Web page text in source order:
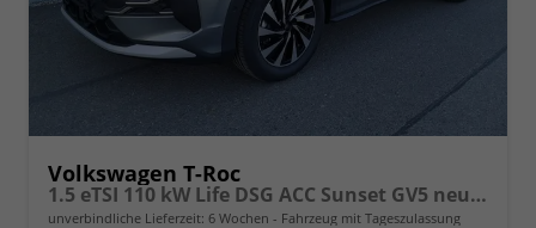
Volkswagen T-Roc
1.5 eTSI 110 kW Life DSG ACC Sunset GV5 neues Modell
unverbindliche Lieferzeit: 6 Wochen Fahrzeug mit Tageszulassung